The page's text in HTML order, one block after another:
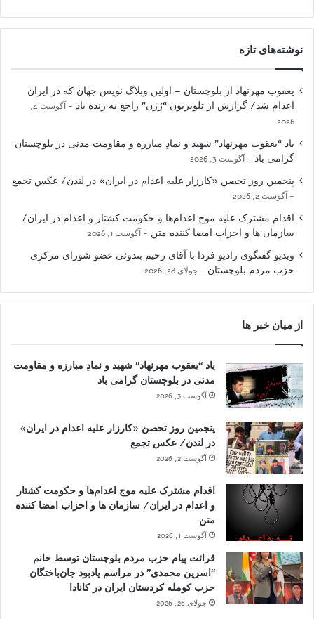
نوشته‌های تازه
یعقوب مهرنهاد از بلوچستان – اولین وبلاگ نویس جهان که در ایران
اعدام شد/ گزارش از تلویزیون “رُژن” راجع به زنده یاد
آگوست 4,
2026
یاد “یعقوب مهرنهاد” شهید و نمادِ مبارزه و مقاومت مدنی در بلوچستان
گرامی باد
آگوست 3, 2026
پنجمین روز تحصن «کارزار علیه اعدام در ایران» در لندن/ عکس تجمع
آگوست 2, 2026
اقدام مشترک علیه موج اعدام‌ها و حکومت کشتار و اعدام در ایران/
سازمان ها و احزاب امضا کننده متن
آگوست 1, 2026
ویدیو گفتگوی رادیو فردا با آقای رحیم بندوئی عضو شورای مرکزی
حزب مردم بلوچستان
جولای 28, 2026
از میان خبر ها
یاد “یعقوب مهرنهاد” شهید و نمادِ مبارزه و مقاومت
مدنی در بلوچستان گرامی باد
آگوست 3, 2026
پنجمین روز تحصن «کارزار علیه اعدام در ایران»
در لندن/ عکس تجمع
آگوست 2, 2026
اقدام مشترک علیه موج اعدام‌ها و حکومت کشتار
و اعدام در ایران/ سازمان ها و احزاب امضا کننده
متن
آگوست 1, 2026
قرائت پیام حزب مردم بلوچستان توسط خانم
“اسرین محمدی” در مراسم یادبود جان‌باختگان
حزب کومله کردستان ایران در کانادا
جولای 26, 2026